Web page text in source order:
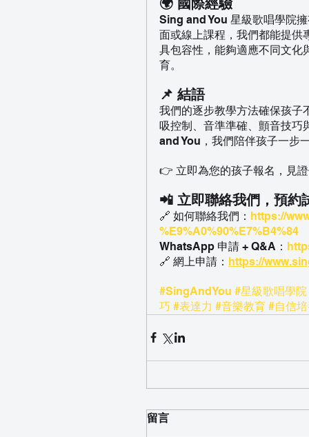
Sing and You 星級歌唱學院
面或線上課程，我們都能提供
具包容性，能夠適應不同文化
育。
📌 結語
我們的逐步教學方法確保孩子
吸控制、音準準確、顫音技巧
and You，我們陪伴孩子一步
👉 立即為您的孩子報名，見
📲 立即聯絡我們，預約
🔗 如何聯絡我們： https://
%E9%A0%90%E7%B4%84
WhatsApp 申請 + Q&A：
🔗 網上申請： https://
#SingAndYou #星級歌唱學院
巧 #表達力 #音樂教育 #自信
留言